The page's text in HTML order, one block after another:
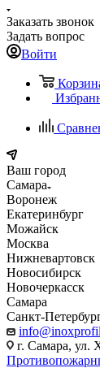
Заказать звонок
Задать вопрос
Войти
Ваш город
Самара
Воронеж
Екатеринбург
Можайск
Москва
Нижневартовск
Новосибирск
Новочеркасск
Самара
Санкт-
г. Самара, ул.